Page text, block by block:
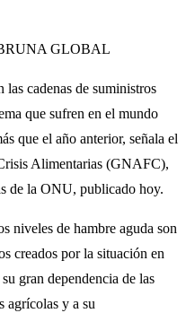
GLOBAL
cadenas de suministros
que sufren en el mundo
que el año anterior, señala el
Alimentarias (GNAFC),
de la ONU, publicado hoy.
niveles de hambre aguda son
creados por la situación en
gran dependencia de las
agrícolas y a su